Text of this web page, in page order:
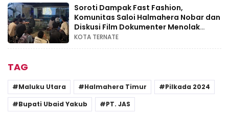
Soroti Dampak Fast Fashion,
Komunitas Saloi Halmahera Nobar dan
Diskusi Film Dokumenter Menolak
Punah
KOTA TERNATE
TAG
Maluku Utara Halmahera Timur
Pilkada 2024
Bupati Ubaid Yakub
PT. JAS